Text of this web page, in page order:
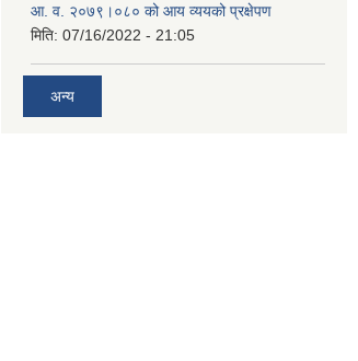
आ. व. २०७९।०८० को आय व्ययको प्रक्षेपण
मिति: 07/16/2022 - 21:05
अन्य